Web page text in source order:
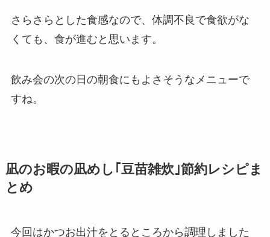
さらさらとした食感なので、体調不良で食欲がな
くても、食が進むと思います。
飲み会の次の日の朝食にもよさそうなメニューで
すね。
凪のお暇の凪めし｢豆苗雑炊｣節約レシピま
とめ
今回はかつお出汁をとるところから調理しました